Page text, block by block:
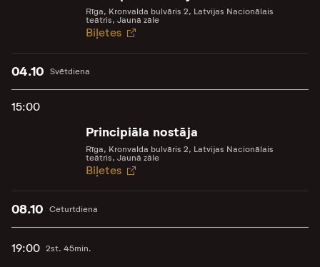
Rīga, Kronvalda bulvāris 2, Latvijas Nacionālais
teātris, Jaunā zāle
Biļetes
Svētdiena
04.10
15:00
Principiāla nostāja
Rīga, Kronvalda bulvāris 2, Latvijas Nacionālais
teātris, Jaunā zāle
Biļetes
Ceturtdiena
08.10
19:00 2st. 45min.